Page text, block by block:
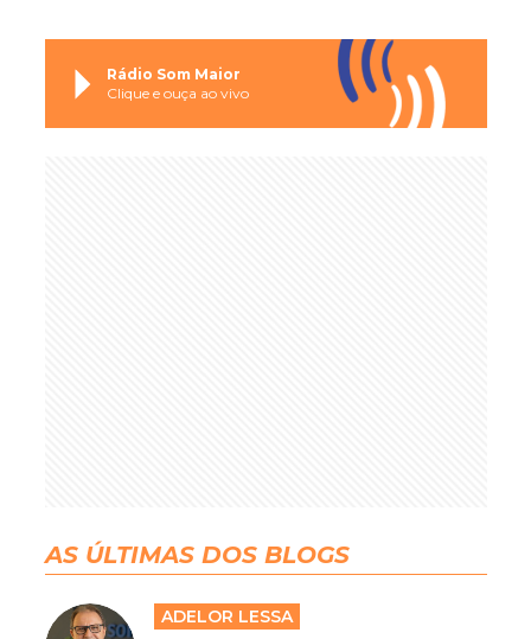
Rádio Som Maior
Clique e ouça ao vivo
AS ÚLTIMAS DOS BLOGS
ADELOR LESSA